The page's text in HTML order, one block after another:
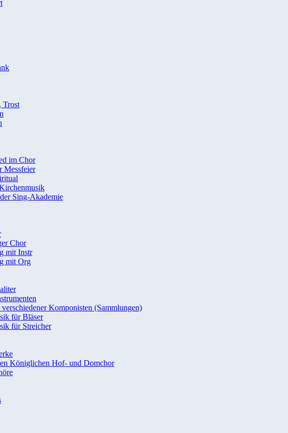
Trost
im Chor
Messfeier
Sing-Akademie
Chor
mit Instr
mit Org
Komponisten (Sammlungen)
für Bläser
für Streicher
Königlichen Hof- und Domchor